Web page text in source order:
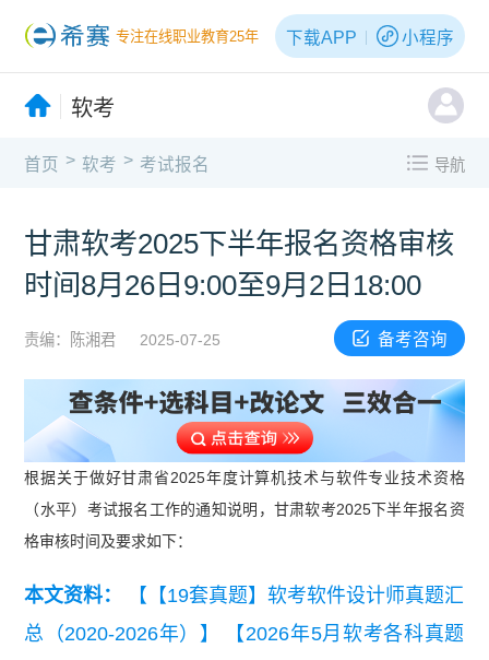
专注在线职业教育25年 下载APP 小程序
软考
首页 > 软考 > 考试报名 导航
甘肃软考2025下半年报名资格审核
时间8月26日9:00至9月2日18:00
责编：陈湘君 2025-07-25 备考咨询
根据关于做好甘肃省2025年度计算机技术与软件专业技术资格
（水平）考试报名工作的通知说明，甘肃软考2025下半年报名资
格审核时间及要求如下：
本文资料：
【【19套真题】软考软件设计师真题汇
总（2020-2026年）】
【2026年5月软考各科真题